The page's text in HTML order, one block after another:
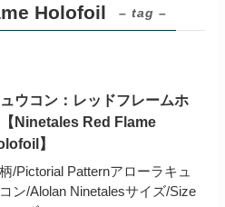
Holofoil – tag –
ウコン：レッドフレームホ
【Ninetales Red Flame
】
/Pictorial Patternアローラキュ
ン/Alolan Ninetalesサイズ/Size